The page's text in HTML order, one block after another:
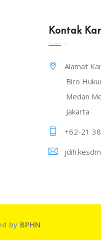
Kontak
Alamat
Biro
Medan
Jakarta
+62-21
by BPHN